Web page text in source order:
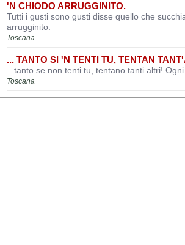
'N CHIODO ARRUGGINITO.
Tutti i gusti sono gusti disse quello che
arrugginito.
Toscana
... TANTO SI 'N TENTI TU, TENTAN
...tanto se non tenti tu, tentano tanti altri!
Toscana